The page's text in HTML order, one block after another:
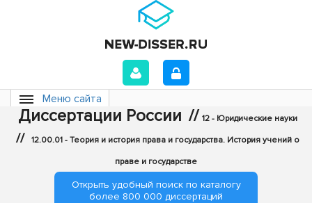
Меню сайта
Диссертации России // 12 - Юридические науки
// 12.00.01 - Теория и история права и государства. История учений о
праве и государстве
Открыть удобный поиск по каталогу
более 800 000 диссертаций